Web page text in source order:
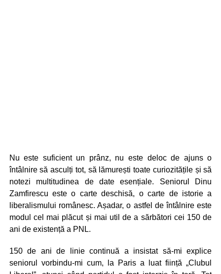
Nu este suficient un prânz, nu este deloc de ajuns o
întâlnire să asculți tot, să lămurești toate curiozitățile și să
notezi multitudinea de date esențiale. Seniorul Dinu
Zamfirescu este o carte deschisă, o carte de istorie a
liberalismului românesc. Așadar, o astfel de întâlnire este
modul cel mai plăcut și mai util de a sărbători cei 150 de
ani de existență a PNL.
150 de ani de linie continuă a insistat să-mi explice
seniorul vorbindu-mi cum, la Paris a luat ființă „Clubul